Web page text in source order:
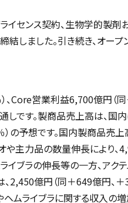
イセンス契約、生物学的製剤
結しました。引き続き、オープ
Core営業利益6,700億円（
しです。製商品売上高は、国
の予想です。国内製商品売上
や主力品の数量伸長により、
イブラの伸長等の一方、アク
2,450億円（同＋649億円、＋
ヘムライブラに関する収入の